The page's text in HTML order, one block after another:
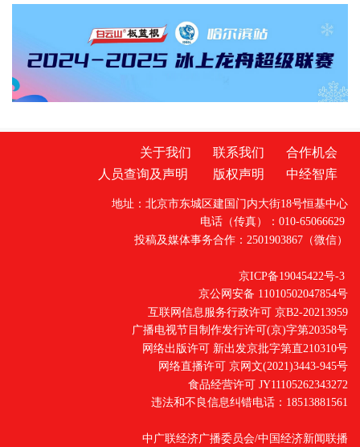
政协委员、人民监督员以及石家庄市第二中学
师生、家长代表等50余人应邀走进省检察院，
直观了解检察工作，共同交流未成年人保护举
措。省检察院党组成员、副检察长任国强参加
开放日活动，并主持座谈交流会。据介绍，近
关于我们 联系我们
合作机会
人员查询及声明
版权声明 中经智库
地址：北京市东城区建国门内大街18号恒基中心
电话（传真）：010-65066629
投稿及媒体事务合作：2501903867（微信）
京ICP备19045422号-3
京公网安备 11010502047854号
互联网信息服务行政许可 京B2-20213959
广播电视节目制作发行许可(京)字第20358号
网络出版许可 新出发京批字第直210310号
网络直播许可 京网文(2021)3443-945号
食品经营许可 JY11105262343272
违法和不良信息纠错电话：18513881561
中广联经济广播委员会/中国经济新闻联播